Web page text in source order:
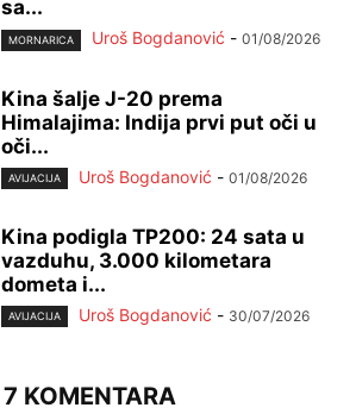
sa...
MORNARICA Uroš Bogdanović - 01/08/2026
Kina šalje J-20 prema
Himalajima: Indija prvi put oči u
oči...
AVIJACIJA Uroš Bogdanović - 01/08/2026
Kina podigla TP200: 24 sata u
vazduhu, 3.000 kilometara
dometa i...
AVIJACIJA Uroš Bogdanović - 30/07/2026
7 KOMENTARA